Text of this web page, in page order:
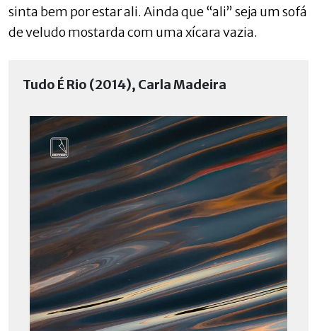
sinta bem por estar ali. Ainda que “ali” seja um sofá
de veludo mostarda com uma xícara vazia.
Tudo É Rio (2014), Carla Madeira